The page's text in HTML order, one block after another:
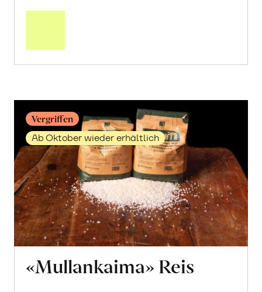
erfahren
Vergriffen
Ab Oktober wieder erhältlich
«Mullankaima» Reis